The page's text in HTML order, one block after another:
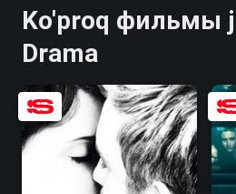
Ko'proq фильмы
Drama